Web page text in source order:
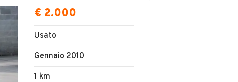
€ 2.000
Usato
Gennaio 2010
1 km